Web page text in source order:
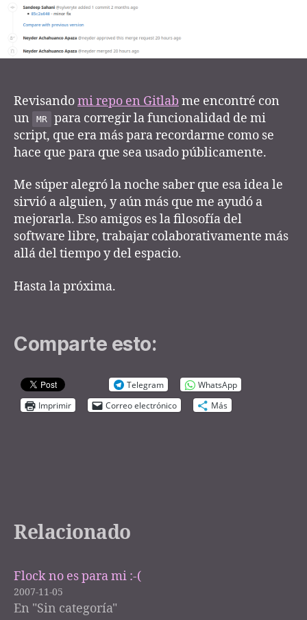
Revisandomi repo en Gitlab me encontré con
un
MR
para corregir la funcionalidad de mi
script, que era más para recordarme como se
hace que para que sea usado públicamente.
Me súper alegró la noche saber que esa idea le
sirvió a alguien, y aún más que me ayudó a
mejorarla. Eso amigos es la filosofía del
software libre, trabajar colaborativamente más
allá del tiempo y del espacio.
Hasta la próxima.
Comparte esto:
Telegram
WhatsApp
Imprimir
Correo electrónico Más
Relacionado
Flock no es para mi :-(
2007-11-05
En "Sin categoría"